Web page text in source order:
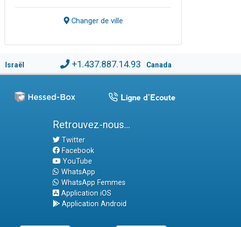
Changer de ville
Israël +1.437.887.14.93 Canada
Retrouvez-nous...
Twitter
Facebook
YouTube
WhatsApp
WhatsApp Femmes
Application iOS
Application Android